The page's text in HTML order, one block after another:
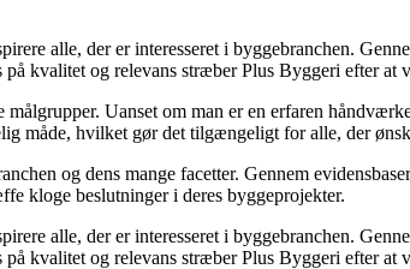
alle, der er interesseret i byggebranchen.
kvalitet og relevans stræber Plus Byggeri efter
Uanset om man er en erfaren
måde, hvilket gør det tilgængeligt for alle, der
og dens mange facetter. Gennem
kloge beslutninger i deres byggeprojekter.
alle, der er interesseret i byggebranchen.
kvalitet og relevans stræber Plus Byggeri efter